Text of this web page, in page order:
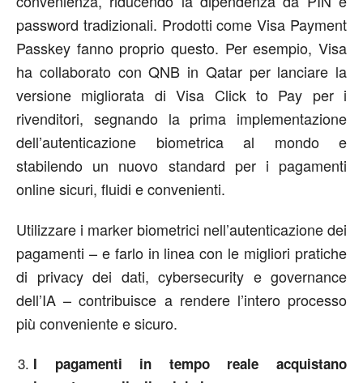
password tradizionali. Prodotti come Visa Payment
Passkey fanno proprio questo. Per esempio, Visa
ha collaborato con QNB in Qatar per lanciare la
versione migliorata di Visa Click to Pay per i
rivenditori, segnando la prima implementazione
dell’autenticazione biometrica al mondo e
stabilendo un nuovo standard per i pagamenti
online sicuri, fluidi e convenienti.
Utilizzare i marker biometrici nell’autenticazione dei
pagamenti – e farlo in linea con le migliori pratiche
di privacy dei dati, cybersecurity e governance
dell’IA – contribuisce a rendere l’intero processo
più conveniente e sicuro.
I pagamenti in tempo reale acquistano